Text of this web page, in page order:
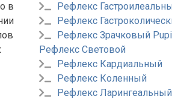
в
Рефлекс
Рефлекс
Рефлекс Зрачковый
Рефлекс Световой
Рефлекс Кардиальный
Рефлекс Коленный
Рефлекс Ларингеальный